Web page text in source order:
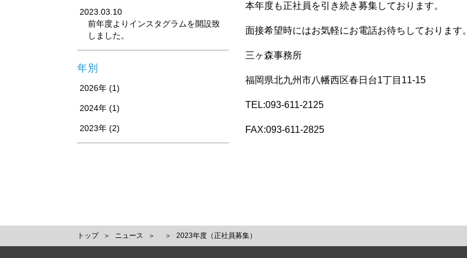
本年度も正社員を引き続き募集しております。
面接希望時にはお気軽にお電話お待ちしております。
三ヶ森事務所
福岡県北九州市八幡西区春日台1丁目11-15
TEL:093-611-2125
FAX:093-611-2825
2023.03.10
前年度よりインスタグラムを開設致
しました。
年別
2026年 (1)
2024年 (1)
2023年 (2)
トップ ニュース 2023年度（正社員募集）